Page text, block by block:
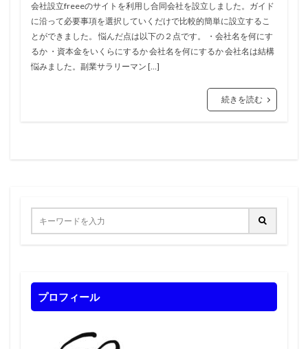
会社設立freeeのサイトを利用し合同会社を設立しました。ガイド
に沿って必要事項を選択していくだけで比較的簡単に設立するこ
とができました。 悩んだ点は以下の２点です。 ・会社名を何にす
るか ・資本金をいくらにするか 会社名を何にするか 会社名は結構
悩みました。副業サラリーマン […]
続きを読む
プロフィール